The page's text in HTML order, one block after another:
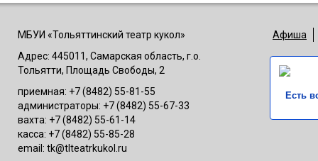
МБУИ «Тольяттинский театр кукол»
Адрес: 445011, Самарская область, г.о.
Тольятти, Площадь Свободы, 2
приемная: +7 (8482) 55-81-55
администраторы: +7 (8482) 55-67-33
вахта: +7 (8482) 55-61-14
касса: +7 (8482) 55-85-28
email: tk@tlteatrkukol.ru
Афиша
Есть